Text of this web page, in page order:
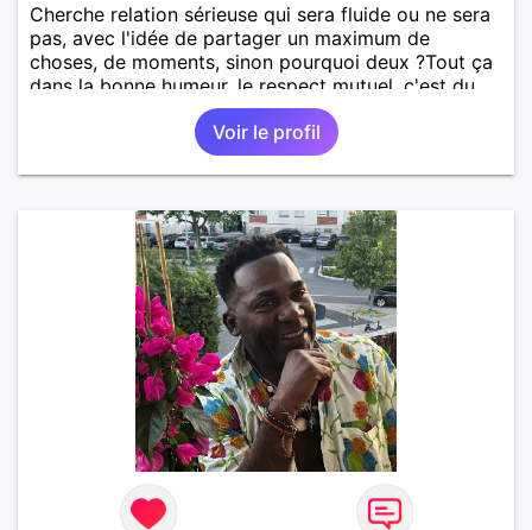
Cherche relation sérieuse qui sera fluide ou ne sera
pas, avec l'idée de partager un maximum de
choses, de moments, sinon pourquoi deux ?Tout ça
dans la bonne humeur, le respect mutuel, c'est du
sérieux tout ça, mais sans se prendre au sérieux.
Jeu périlleux pour certains, impossible pour d'autres
, la vie elle même est si sérieuse s'il vous plaît,
personnes cherchant même involontairement les
le verre à moitié plein en permanence, goûtons le
ensemble...🤗
Voir le profil